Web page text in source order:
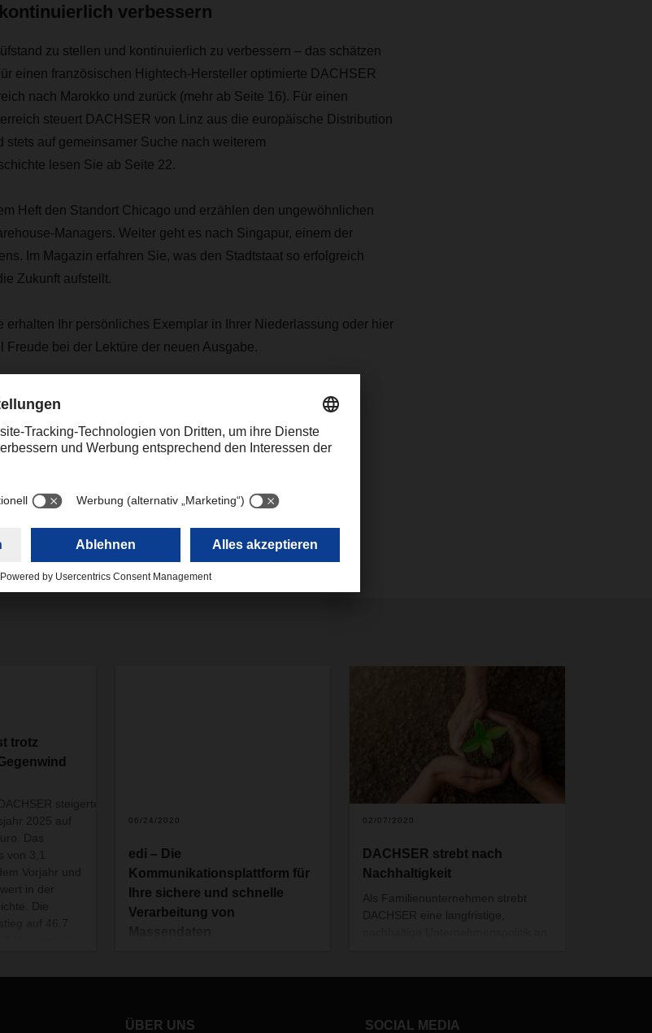
verbessern
zu stellen und kontinuierlich zu verbessern – das schätzen
einen französischen Hightech-Hersteller optimierte DACHSER
nach Marokko und zurück (mehr ab Seite 16). Für einen
steuert DACHSER von Linz aus die europäische Distribution
stets auf gemeinsamer Suche nach weiterem
lesen Sie ab Seite 22.
Heft den Standort Chicago und erzählen den ungewöhnlichen
Managers. Weiter geht es nach Singapur, einem der
Im Magazin erfahren Sie, was den Stadtstaat so erfolgreich
Zukunft aufstellt.
erhalten Ihr persönliches Exemplar in Ihrer Niederlassung oder hier
Freude bei der Lektüre der neuen Ausgabe.
trotz
steigerte seinen
2025 auf
Das
von 3,1
Vorjahr und
in der
Die
Prozent).
06/24/2020
edi – Die
Kommunikationsplattform für
Ihre sichere und schnelle
Verarbeitung von
02/07/2020
DACHSER strebt nach
Nachhaltigkeit
Als Familienunternehmen strebt
DACHSER eine langfristige,
nachhaltige Entwicklung des
ÜBER UNS SOCIAL MEDIA